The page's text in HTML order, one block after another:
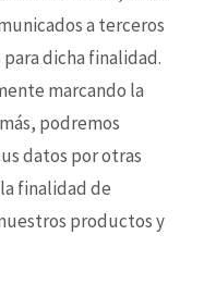
a terceros
dicha finalidad.
marcando la
podremos
datos por otras
finalidad de
productos y